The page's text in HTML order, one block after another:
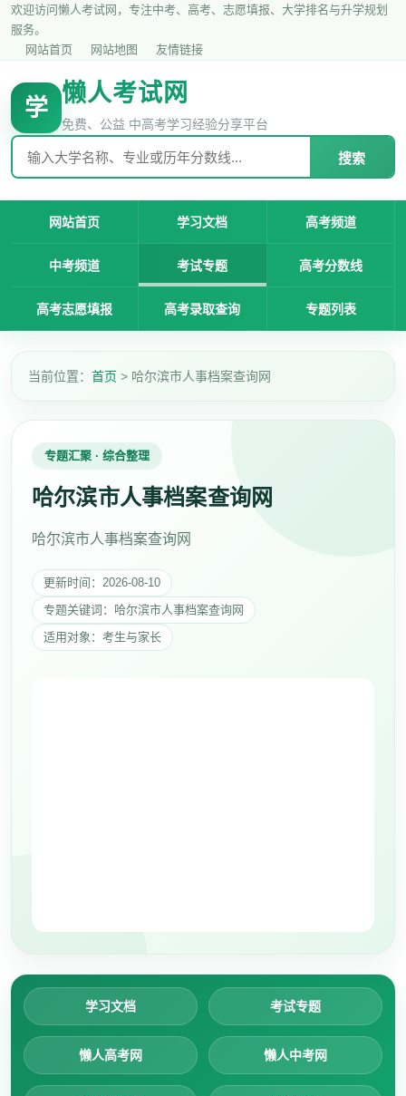
欢迎访问懒人考试网，专注中考、高考、志愿填报、大学排名与升学规划
服务。
网站首页
网站地图 友情链接
学
懒人考试网
免费、公益 中高考学习经验分享平台
搜索
网站首页 学习文档 高考频道
中考频道 考试专题 高考分数线
高考志愿填报 高考录取查询 专题列表
当前位置： 首页 > 哈尔滨市人事档案查询网
专题汇聚 · 综合整理
哈尔滨市人事档案查询网
哈尔滨市人事档案查询网
更新时间：2026-08-10
专题关键词：哈尔滨市人事档案查询网
适用对象：考生与家长
学习文档 考试专题
懒人高考网 懒人中考网